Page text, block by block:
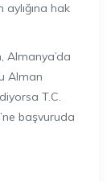
hak
Almanya’da
Alman
T.C.
başvuruda